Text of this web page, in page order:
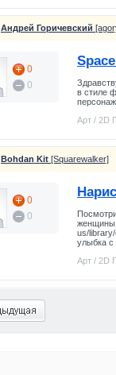
Андрей Горичевский
0
0
в стиле
Арт / 2D
Bohdan Kit [Squarewalker]
0
0
женщины.
us/
улыбка с
Арт / 2D